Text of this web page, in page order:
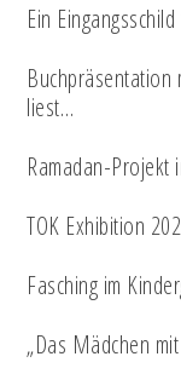
Ein
Buchpräsentation
liest…
Ramadan-Projekt
TOK Exhibition
Fasching im
„Das Mädchen